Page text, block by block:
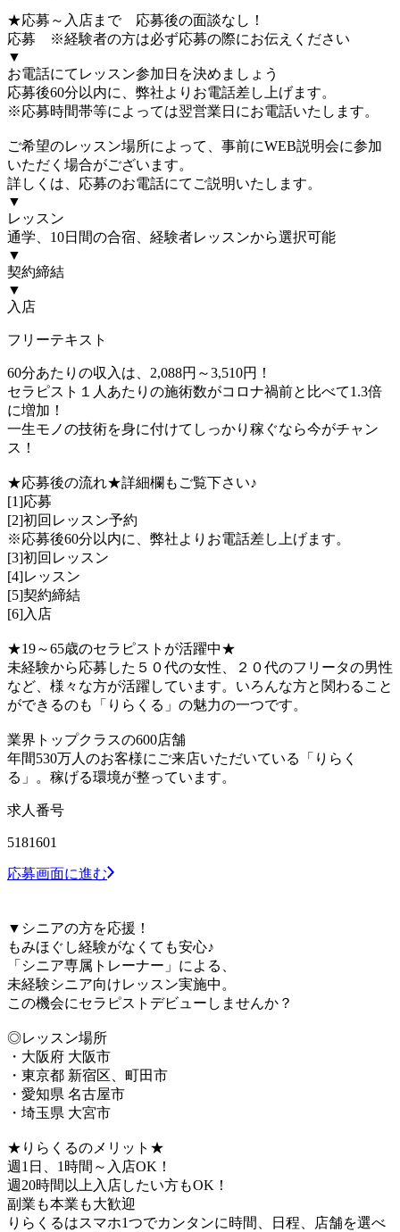
★応募～入店まで 応募後の面談なし！
応募 ※経験者の方は必ず応募の際にお伝えください
▼
お電話にてレッスン参加日を決めましょう
応募後60分以内に、弊社よりお電話差し上げます。
※応募時間帯等によっては翌営業日にお電話いたします。
ご希望のレッスン場所によって、事前にWEB説明会に参加
いただく場合がございます。
詳しくは、応募のお電話にてご説明いたします。
▼
レッスン
通学、10日間の合宿、経験者レッスンから選択可能
▼
契約締結
▼
入店
フリーテキスト
60分あたりの収入は、2,088円～3,510円！
セラピスト１人あたりの施術数がコロナ禍前と比べて1.3倍
に増加！
一生モノの技術を身に付けてしっかり稼ぐなら今がチャン
ス！
★応募後の流れ★詳細欄もご覧下さい♪
[1]応募
[2]初回レッスン予約
※応募後60分以内に、弊社よりお電話差し上げます。
[3]初回レッスン
[4]レッスン
[5]契約締結
[6]入店
★19～65歳のセラピストが活躍中★
未経験から応募した５０代の女性、２０代のフリータの男性
など、様々な方が活躍しています。いろんな方と関わること
ができるのも「りらくる」の魅力の一つです。
業界トップクラスの600店舗
年間530万人のお客様にご来店いただいている「りらく
る」。稼げる環境が整っています。
求人番号
5181601
応募画面に進む
▼シニアの方を応援！
もみほぐし経験がなくても安心♪
「シニア専属トレーナー」による、
未経験シニア向けレッスン実施中。
この機会にセラピストデビューしませんか？
◎レッスン場所
・大阪府 大阪市
・東京都 新宿区、町田市
・愛知県 名古屋市
・埼玉県 大宮市
★りらくるのメリット★
週1日、1時間～入店OK！
週20時間以上入店したい方もOK！
副業も本業も大歓迎
りらくるはスマホ1つでカンタンに時間、日程、店舗を選べ